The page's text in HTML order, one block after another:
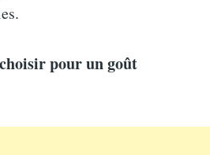
pour un goût